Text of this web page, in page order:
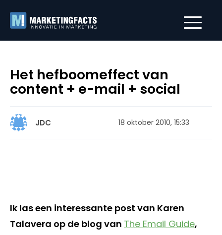
Het hefboomeffect van
content + e-mail + social
JDC 18 oktober 2010, 15:33
Ik las een interessante post van Karen
Talavera op de blog van The Email Guide,